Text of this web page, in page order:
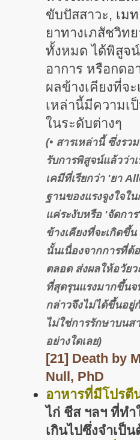
ขับปัสสาวะ, เม
ยาทางเภสัชวิท
ทั้งหมด ได้พิสูจน์
อาการ หรือกดอ
ผลข้างเคียงที่จ
เหล่านี้มีความเ
ในระดับต่างๆ
(• สารเหล่านี้ ซึ่งร
รับการพิสูจน์แล้วว่า
เคมีที่เรียกว่า 'ยา
ฐานของแรงจูงใจใ
แค่ระงับหรือ 'จัดกา
ข้างเคียงที่จะเกิดขึ้
นั้นเนื่องจากการที่ต้
ตลอด ส่งผลให้อวัย
ที่สุดรุนแรงมากขึ้นจ
กล่าวจึงไม่ได้ขึ้นอยู่
ไม่ใช่การรักษาบนส
อย่างใดเลย)
[21] Death by
Null, PhD
อาหารที่มีโปรตี
ไก่ ชีส ฯลฯ ที่ทำ
เกินไปซึ่งจำเป็